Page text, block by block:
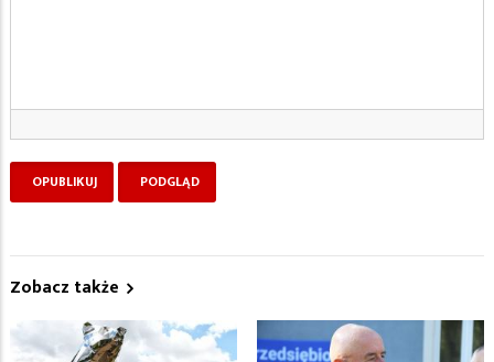
Zobacz także